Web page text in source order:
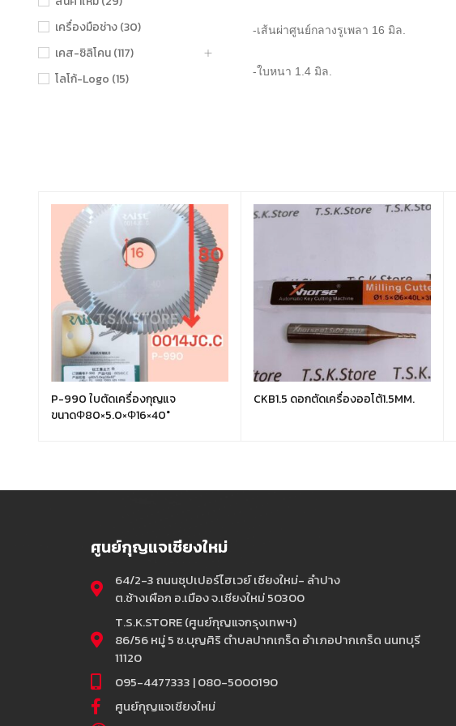
เครื่องมือช่าง (30)
เคส-ซิลิโคน (117)
โลโก้-Logo (15)
-เส้นผ่าศูนย์กลางรูเพลา 16 มิล.
-ใบหนา 1.4 มิล.
P-990 ใบตัดเครื่องกุญแจ
ขนาดΦ80×5.0×Φ16×40°
CKB1.5 ดอกตัดเครื่องออโต้1.5MM.
ศูนย์กุญแจเชียงใหม่
64/2-3 ถนนซุปเปอร์ไฮเวย์ เชียงใหม่- ลำปาง
ต.ช้างเผือก อ.เมือง จ.เชียงใหม่ 50300
T.S.K.STORE (ศูนย์กุญแจกรุงเทพฯ)
86/56 หมู่ 5 ซ.บุญศิริ ตำบลปากเกร็ด อำเภอปากเกร็ด นนทบุรี
11120
095-4477333 | 080-5000190
ศูนย์กุญแจเชียงใหม่